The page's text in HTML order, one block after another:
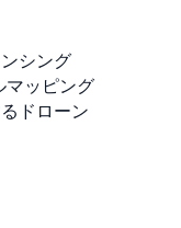
シング
マッピング
ドローン